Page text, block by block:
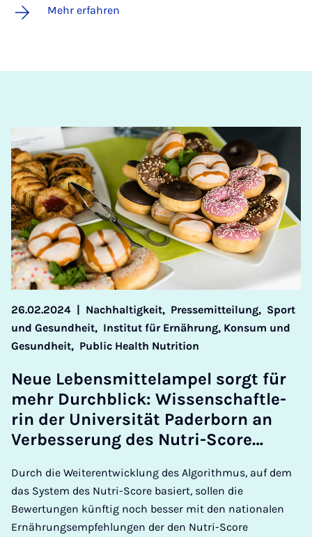
Mehr erfahren
26.02.2024 | Nachhaltigkeit, Pressemitteilung, Sport
und Gesundheit, Institut für Ernährung, Konsum und
Gesundheit, Public Health Nutrition
Neue Le­bens­mit­telam­pel sorgt für
mehr Durch­blick: Wis­sen­schaft­le­
rin der Uni­ver­si­tät Pa­der­born an
Ver­bes­se­rung des Nu­tri-Sco­re…
Durch die Weiterentwicklung des Algorithmus, auf dem
das System des Nutri-Score basiert, sollen die
Bewertungen künftig noch besser mit den nationalen
Ernährungsempfehlungen der den Nutri-Score